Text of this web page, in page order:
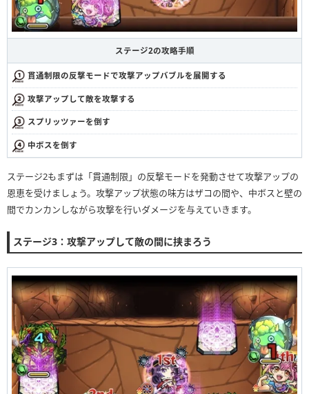
ステージ2の攻略手順
貫通制限の反撃モードで攻撃アップバブルを展開する
攻撃アップして敵を攻撃する
スプリッツァーを倒す
中ボスを倒す
ステージ2もまずは「貫通制限」の反撃モードを発動させて攻撃アップの
恩恵を受けましょう。攻撃アップ状態の味方はザコの間や、中ボスと壁の
間でカンカンしながら攻撃を行いダメージを与えていきます。
ステージ3：攻撃アップして敵の間に挟まろう